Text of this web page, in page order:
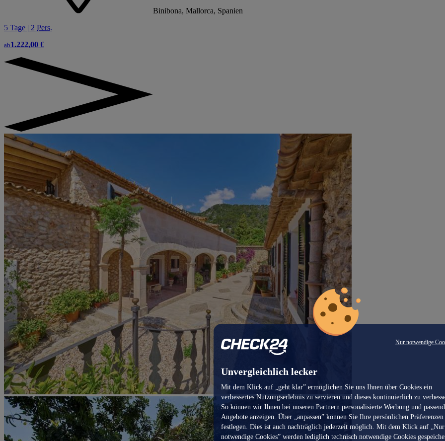
Nur notwendige
Unvergleichlich lecker
Mit dem Klick auf „geht klar” ermöglichen Sie uns Ihnen über Cookies ein
verbessertes Nutzungserlebnis zu servieren und dieses kontinuierlich zu
So können wir Ihnen bei unseren Partnern personalisierte Werbung und
Angebote anzeigen. Über „anpassen” können Sie Ihre persönlichen Präferenzen
festlegen. Dies ist auch nachträglich jederzeit möglich. Mit dem Klick auf „Nur
notwendige Cookies” werden lediglich technisch notwendige Cookies
Binibona, Mallorca, Spanien
5 Tage | 2 Pers.
ab1.222,00 €